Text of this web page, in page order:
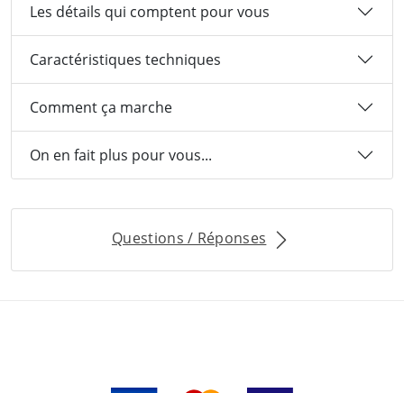
Les détails qui comptent pour vous
Caractéristiques techniques
Comment ça marche
On en fait plus pour vous...
Questions / Réponses